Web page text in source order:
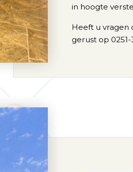
in hoogte
Heeft u vragen
gerust op 0251-